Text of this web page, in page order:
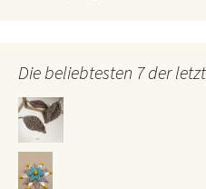
Die beliebtesten 7 der